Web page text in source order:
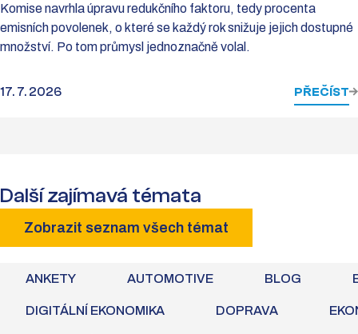
Komise navrhla úpravu redukčního faktoru, tedy procenta
emisních povolenek, o které se každý rok snižuje jejich dostupné
množství. Po tom průmysl jednoznačně volal.
17. 7. 2026 PŘEČÍST
Další zajímavá témata
Zobrazit seznam všech témat
ANKETY AUTOMOTIVE BLOG
DIGITÁLNÍ EKONOMIKA DOPRAVA